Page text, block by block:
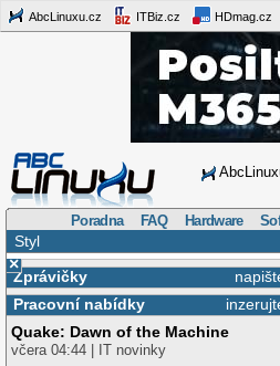
AbcLinuxu.cz ITBiz.cz HDmag.cz
Poradna FAQ Hardware
Styl
×
Zprávičky
Pracovní nabídky
Quake: Dawn of the Machine
včera 04:44 | IT novinky